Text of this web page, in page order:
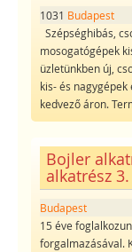
1031 Budapest
Szépséghibás,
mosogatógépek
üzletünkben új,
kis- és
kedvező áron.
Bojler
alkatrész
Budapest
15 éve
forgalmazásával.